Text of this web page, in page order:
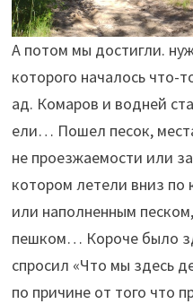
А потом мы достигли.
которого началось что-
ад. Комаров и водней
ели… Пошел песок,
не проезжаемости или
котором летели вниз
или наполненным
пешком… Короче было
спросил «Что мы здесь
по причине от того что